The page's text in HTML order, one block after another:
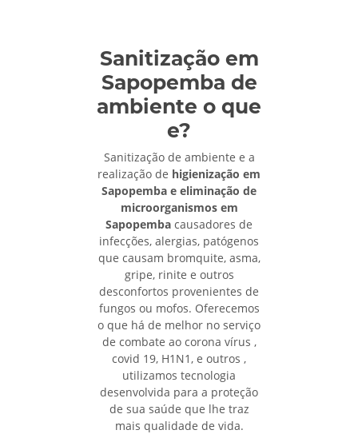
Sanitização em
Sapopemba de
ambiente o que
e?
Sanitização de ambiente e a
realização de higienização em
Sapopemba e eliminação de
microorganismos em
Sapopemba causadores de
infecções, alergias, patógenos
que causam bromquite, asma,
gripe, rinite e outros
desconfortos provenientes de
fungos ou mofos. Oferecemos
o que há de melhor no serviço
de combate ao corona vírus ,
covid 19, H1N1, e outros ,
utilizamos tecnologia
desenvolvida para a proteção
de sua saúde que lhe traz
mais qualidade de vida.